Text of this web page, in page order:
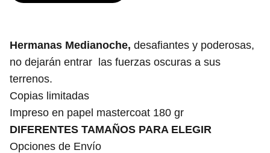
Hermanas Medianoche, desafiantes y poderosas,
no dejarán entrar las fuerzas oscuras a sus
terrenos.
Copias limitadas
Impreso en papel mastercoat 180 gr
DIFERENTES TAMAÑOS PARA ELEGIR
Opciones de Envío